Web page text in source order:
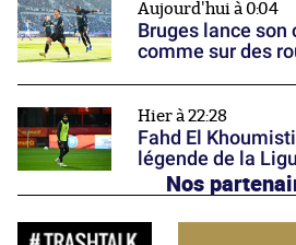
Aujourd'hui à 0:04
Bruges lance
comme sur des
Hier à 22:28
Fahd El
légende de la
Nos